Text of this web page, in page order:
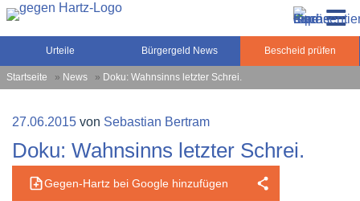
Zum
Inhalt
springen
Gegen-Hartz.de – Sozialrecht, Rente, Pflege und
Urteile, News und Ratgeber rund um das Sozialrecht,
Grundsicherung und Rente
Urteile Bürgergeld News Bescheid prüfen
Startseite » News » Doku: Wahnsinns letzter Schrei.
Veröffentlicht
27.06.2015 von Sebastian Bertram
Doku: Wahnsinns letzter Schrei.
Gegen-Hartz bei Google hinzufügen